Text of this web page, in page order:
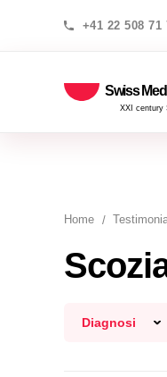
+41 22 508 71
Swiss
XXI century
Home
Diagnosi